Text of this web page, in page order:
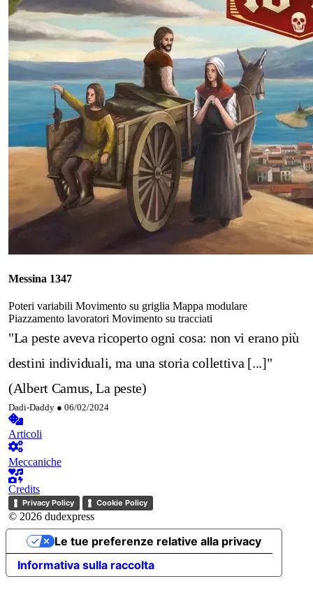
Messina 1347
Poteri variabili Movimento su griglia Mappa modulare
Piazzamento lavoratori Movimento su tracciati
"La peste aveva ricoperto ogni cosa: non vi erano più
destini individuali, ma una storia collettiva [...]"
(Albert Camus, La peste)
Dadi-Daddy ● 06/02/2024
Articoli
Meccaniche
Credits
Privacy Policy Cookie Policy
© 2026 dudexpress
Informativa sulla raccolta
Le tue preferenze relative alla privacy